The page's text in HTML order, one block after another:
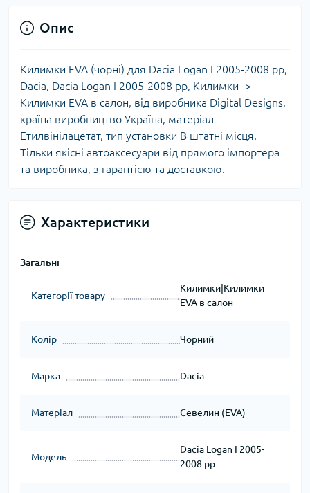
Опис
Килимки EVA (чорні) для Dacia Logan I 2005-2008 рр,
Dacia, Dacia Logan I 2005-2008 рр, Килимки ->
Килимки EVA в салон, від виробника Digital Designs,
країна виробництво Україна, матеріал
Етилвінілацетат, тип установки В штатні місця.
Тільки якісні автоаксесуари від прямого імпортера
та виробника, з гарантією та доставкою.
Характеристики
Загальні
Категорії товару
Килимки|Килимки
EVA в салон
Колір Чорний
Марка Dacia
Матеріал Севелин (EVA)
Модель
Dacia Logan I 2005-
2008 рр